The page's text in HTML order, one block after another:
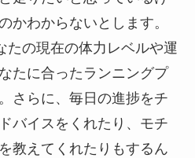
かわからないとします。
たの現在の体力レベルや運
たに合ったランニングプ
さらに、毎日の進捗をチ
バイスをくれたり、モチ
教えてくれたりもするん